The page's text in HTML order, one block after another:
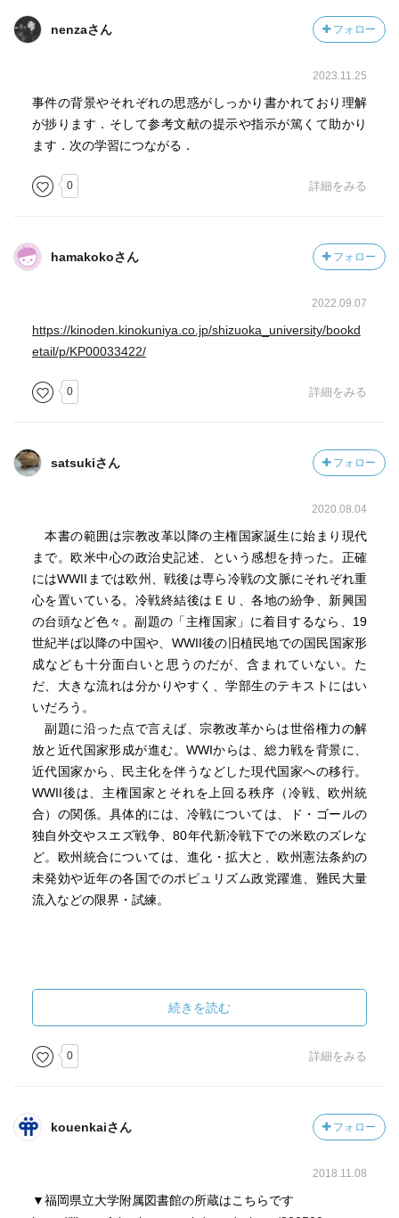
nenzaさん フォロー
2023.11.25
事件の背景やそれぞれの思惑がしっかり書かれており理解
が捗ります．そして参考文献の提示や指示が篤くて助かり
ます．次の学習につながる．
0 詳細をみる
hamakokoさん フォロー
2022.09.07
https://kinoden.kinokuniya.co.jp/shizuoka_university/bookd
etail/p/KP00033422/
0 詳細をみる
satsukiさん フォロー
2020.08.04
本書の範囲は宗教改革以降の主権国家誕生に始まり現代
まで。欧米中心の政治史記述、という感想を持った。正確
にはWWIIまでは欧州、戦後は専ら冷戦の文脈にそれぞれ重
心を置いている。冷戦終結後はＥＵ、各地の紛争、新興国
の台頭など色々。副題の「主権国家」に着目するなら、19
世紀半ば以降の中国や、WWII後の旧植民地での国民国家形
成なども十分面白いと思うのだが、含まれていない。た
だ、大きな流れは分かりやすく、学部生のテキストにはい
いだろう。
副題に沿った点で言えば、宗教改革からは世俗権力の解
放と近代国家形成が進む。WWIからは、総力戦を背景に、
近代国家から、民主化を伴うなどした現代国家への移行。
WWII後は、主権国家とそれを上回る秩序（冷戦、欧州統
合）の関係。具体的には、冷戦については、ド・ゴールの
独自外交やスエズ戦争、80年代新冷戦下での米欧のズレな
ど。欧州統合については、進化・拡大と、欧州憲法条約の
未発効や近年の各国でのポピュリズム政党躍進、難民大量
流入などの限界・試練。
続きを読む
0 詳細をみる
kouenkaiさん フォロー
2018.11.08
▼福岡県立大学附属図書館の所蔵はこちらです